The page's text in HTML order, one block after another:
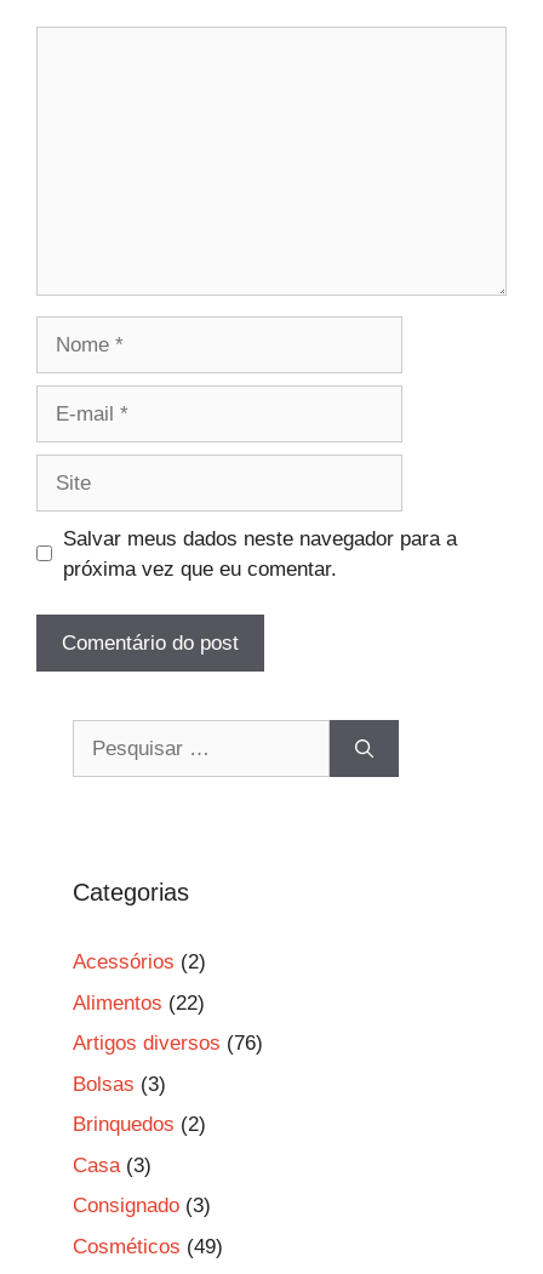
Salvar meus dados neste navegador para a
próxima vez que eu comentar.
Categorias
Acessórios (2)
Alimentos (22)
Artigos diversos (76)
Bolsas (3)
Brinquedos (2)
Casa(3)
Consignado (3)
Cosméticos (49)